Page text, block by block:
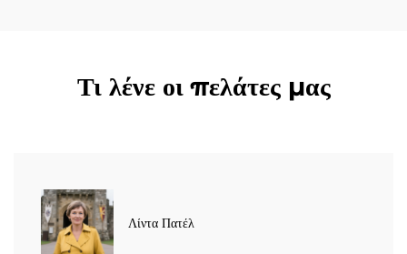
Τι λένε οι πελάτες μας
Λίντα Πατέλ